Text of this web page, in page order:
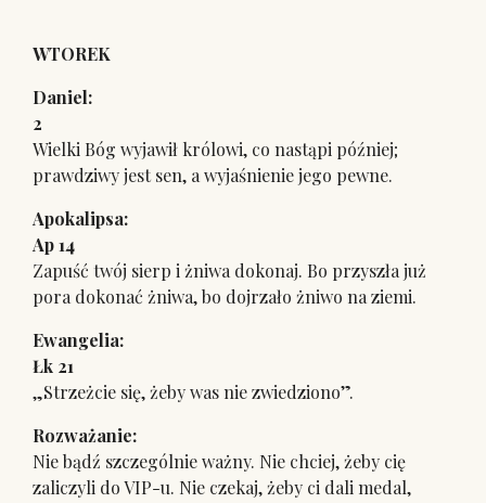
WTOREK
Daniel:
2
Wielki Bóg wyjawił królowi, co nastąpi później;
prawdziwy jest sen, a wyjaśnienie jego pewne.
Ap 14
Zapuść twój sierp i żniwa dokonaj. Bo przyszła już
pora dokonać żniwa, bo dojrzało żniwo na ziemi.
Łk 21
„Strzeżcie się, żeby was nie zwiedziono”.
Rozważanie:
Nie bądź szczególnie ważny. Nie chciej, żeby cię
zaliczyli do VIP-u. Nie czekaj, żeby ci dali medal,